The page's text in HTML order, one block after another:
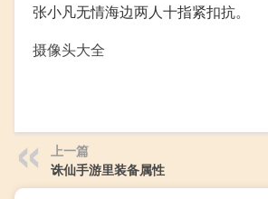
张小凡无情海边两人十指紧扣抗。
摄像头大全
上一篇
诛仙手游里装备属性